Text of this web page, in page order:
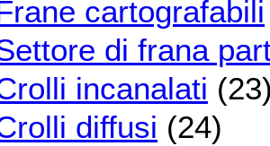
cartografabili
di frana
incanalati
diffusi (24)